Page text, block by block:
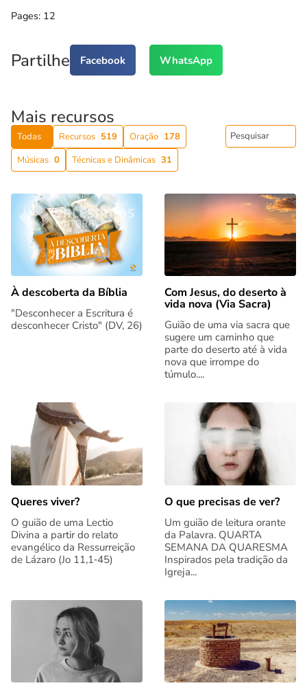
Pages: 12
Partilhe Facebook WhatsApp
Mais recursos
Todas Recursos 519 Oração 178
Músicas 0 Técnicas e Dinâmicas 31
À descoberta da Bíblia
"Desconhecer a Escritura é
desconhecer Cristo" (DV, 26)
Com Jesus, do deserto à
vida nova (Via Sacra)
Guião de uma via sacra que
sugere um caminho que
parte do deserto até à vida
nova que irrompe do
túmulo....
Queres viver?
O guião de uma Lectio
Divina a partir do relato
evangélico da Ressurreição
de Lázaro (Jo 11,1‑45)
O que precisas de ver?
Um guião de leitura orante
da Palavra. QUARTA
SEMANA DA QUARESMA
Inspirados pela tradição da
Igreja...